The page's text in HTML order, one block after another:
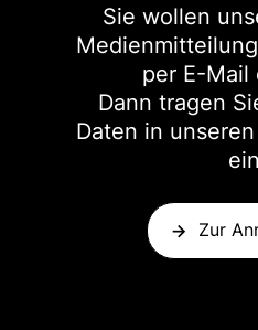
Sie wollen
per E-Mail
Dann tragen
Daten in
Zur